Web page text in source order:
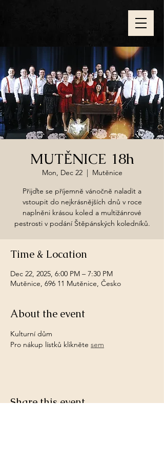
MUTĚNICE 18h
Mon, Dec 22
  |
Mutěnice
Přijďte se příjemně vánočně naladit a
vstoupit do nejkrásnějších dnů v roce
naplněni krásou koled a multižánrové
pestrosti v podání Štěpánských koledníků.
Time & Location
Dec 22, 2025, 6:00 PM – 7:30 PM
Mutěnice, 696 11 Mutěnice, Česko
About the event
Kulturní dům
Pro nákup lístků klikněte sem
Share this event